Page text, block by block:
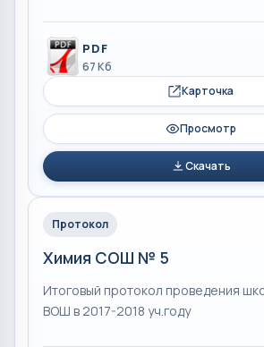
PDF
67 Кб
Карточка
Просмотр
Скачать
Протокол
Химия СОШ № 5
Итоговый протокол проведения
ВОШ в 2017-2018 уч.году